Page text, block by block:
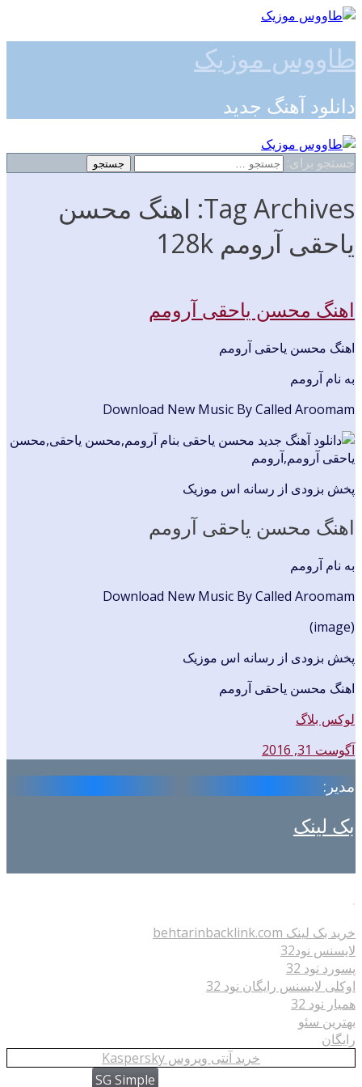
طاووس موزیک
دانلود آهنگ جدید
جستجو برای:
Tag Archives: اهنگ محسن
یاحقی آرومم 128k
اهنگ محسن یاحقی آرومم
اهنگ محسن یاحقی آرومم
به نام آرومم
Download New Music By Called Aroomam
پخش بزودی از رسانه اس موزیک
اهنگ محسن یاحقی آرومم
به نام آرومم
Download New Music By Called Aroomam
(image)
پخش بزودی از رسانه اس موزیک
اهنگ محسن یاحقی آرومم
لوکس بلاگ
آگوست 31, 2016
مدیر:
بک لینک
.
خرید بک لینک behtarinbacklink.com
لایسنس نود32
پسورد نود 32
اوکلی لایسنس رایگان نود 32
همیار نود 32
بهترین سئو
رایگان
خرید آنتی ویروس Kaspersky
SG Simple